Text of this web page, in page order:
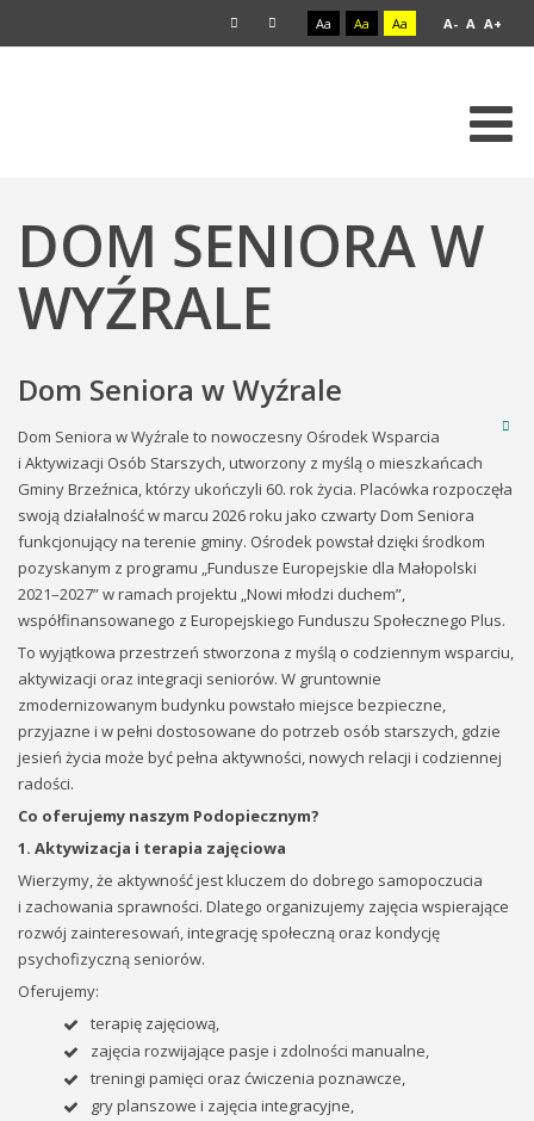
Aa Aa Aa A- A A+
DOM SENIORA W
WYŹRALE
Dom Seniora w Wyźrale
Dom Seniora w Wyźrale to nowoczesny Ośrodek Wsparcia
i Aktywizacji Osób Starszych, utworzony z myślą o mieszkańcach
Gminy Brzeźnica, którzy ukończyli 60. rok życia. Placówka rozpoczęła
swoją działalność w marcu 2026 roku jako czwarty Dom Seniora
funkcjonujący na terenie gminy. Ośrodek powstał dzięki środkom
pozyskanym z programu „Fundusze Europejskie dla Małopolski
2021–2027” w ramach projektu „Nowi młodzi duchem”,
współfinansowanego z Europejskiego Funduszu Społecznego Plus.
To wyjątkowa przestrzeń stworzona z myślą o codziennym wsparciu,
aktywizacji oraz integracji seniorów. W gruntownie
zmodernizowanym budynku powstało miejsce bezpieczne,
przyjazne i w pełni dostosowane do potrzeb osób starszych, gdzie
jesień życia może być pełna aktywności, nowych relacji i codziennej
radości.
Co oferujemy naszym Podopiecznym?
1. Aktywizacja i terapia zajęciowa
Wierzymy, że aktywność jest kluczem do dobrego samopoczucia
i zachowania sprawności. Dlatego organizujemy zajęcia wspierające
rozwój zainteresowań, integrację społeczną oraz kondycję
psychofizyczną seniorów.
Oferujemy:
terapię zajęciową,
zajęcia rozwijające pasje i zdolności manualne,
treningi pamięci oraz ćwiczenia poznawcze,
gry planszowe i zajęcia integracyjne,